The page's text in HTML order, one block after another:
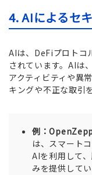
4. AIによるセ
AIは、DeFiプロトコ
されています。AIは
アクティビティや異
キングや不正な取引
例：
は、スマート
AIを利用して
みを提供してい